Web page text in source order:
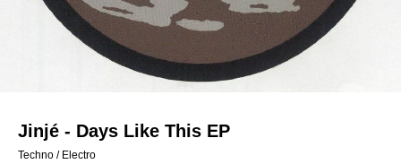
Jinjé - Days Like This EP
Techno / Electro